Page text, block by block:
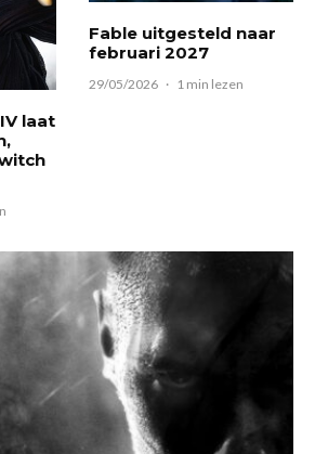
laat
Fable uitgesteld naar
februari 2027
29/05/2026 · 1 min lezen